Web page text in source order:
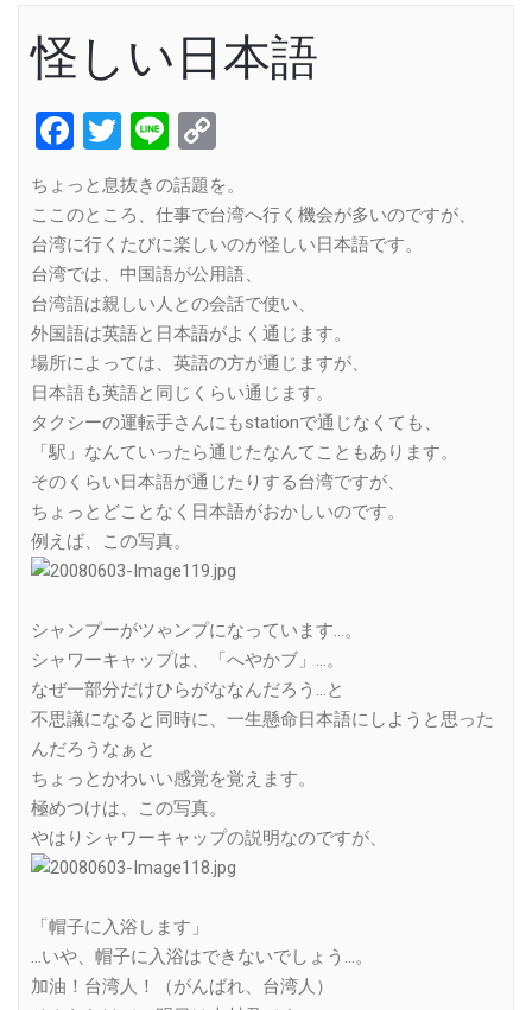
怪しい日本語
Facebook
Twitter
Line
Link
ちょっと息抜きの話題を。
ここのところ、仕事で台湾へ行く機会が多いのですが、
台湾に行くたびに楽しいのが怪しい日本語です。
台湾では、中国語が公用語、
台湾語は親しい人との会話で使い、
外国語は英語と日本語がよく通じます。
場所によっては、英語の方が通じますが、
日本語も英語と同じくらい通じます。
タクシーの運転手さんにもstationで通じなくても、
「駅」なんていったら通じたなんてこともあります。
そのくらい日本語が通じたりする台湾ですが、
ちょっとどことなく日本語がおかしいのです。
例えば、この写真。
シャンプーがツゃンプになっています…。
シャワーキャップは、「へやかブ」…。
なぜ一部分だけひらがななんだろう…と
不思議になると同時に、一生懸命日本語にしようと思った
んだろうなぁと
ちょっとかわいい感覚を覚えます。
極めつけは、この写真。
やはりシャワーキャップの説明なのですが、
「帽子に入浴します」
…いや、帽子に入浴はできないでしょう…。
加油！台湾人！（がんばれ、台湾人）